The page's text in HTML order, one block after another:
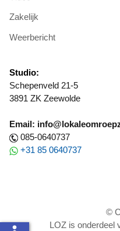
Zakelijk
Weerbericht
Studio:
Schepenveld 21-5
3891 ZK Zeewolde
Email:
085-0640737
+31 85 0640737
©
LOZ is onderdeel